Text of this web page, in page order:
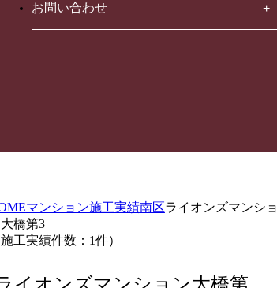
お問い合わせ
マンション施工実績南区ライオンズマンショ
橋第3
工実績件数：1件）
イオンズマンション大橋第